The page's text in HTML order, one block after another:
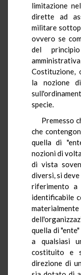
limitazione
dirette ad
militare
ovvero se
del
Costituzione,
la nozione
specie.
Premesso
che
quella di
nozioni di
di vista
diversi, si
riferimento a
identificabile
quella di
a qualsiasi
costituito e
direzione di